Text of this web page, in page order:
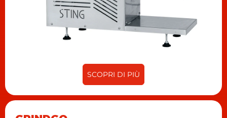
SCOPRI DI PIÙ